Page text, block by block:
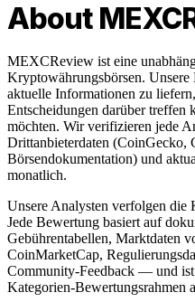
About
MEXCReview ist eine
Kryptowährungsbörsen. Unsere
aktuelle Informationen zu
Entscheidungen darüber treffen
möchten. Wir verifizieren jede
Drittanbieterdaten
Börsendokumentation) und
monatlich.
Unsere Analysten verfolgen die
Jede Bewertung basiert auf
Gebührentabellen, Marktdaten
CoinMarketCap,
Community-Feedback — und
Kategorien-Bewertungsrahmen